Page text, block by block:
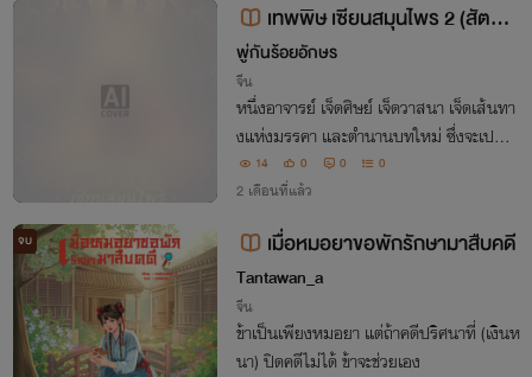
เทพพิษ เซียนสมุนไพร 2 (สัตตบ
งกช)
พู่กันร้อยอักษร
จีน
หนึ่งอาจารย์ เจ็ดศิษย์ เจ็ดวาสนา เจ็ดเส้นทา
งแห่งมรรคา และตำนานบทใหม่ ซึ่งจะเปลี่ย
นแปลงใต้หล้าไปตลอดกาล
14 0 0 0
2 เดือนที่แล้ว
จบ เมื่อหมอยาขอพักรักษามาสืบคดี
Tantawan_a
จีน
ข้าเป็นเพียงหมอยา แต่ถ้าคดีปริศนาที่ (เงินห
นา) ปิดคดีไม่ได้ ข้าจะช่วยเอง